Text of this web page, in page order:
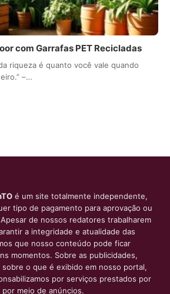
com Garrafas PET Recicladas
riqueza é quanto você vale quando
–…
é um site totalmente independente,
tipo de pagamento para aprovação ou
de nossos redatores trabalharem
a integridade e atualidade das
que nosso conteúdo pode ficar
momentos. Sobre as publicidades,
o que é exibido em nosso portal,
por serviços prestados por
meio de anúncios.